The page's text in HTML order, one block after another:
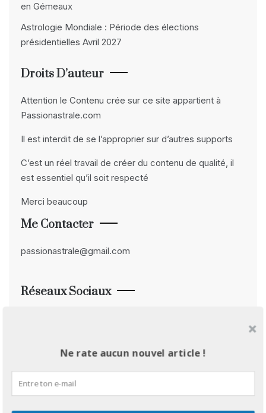
en Gémeaux
Astrologie Mondiale : Période des élections
présidentielles Avril 2027
Droits D’auteur
Attention le Contenu crée sur ce site appartient à
Passionastrale.com
Il est interdit de se l’approprier sur d’autres supports
C’est un réel travail de créer du contenu de qualité, il
est essentiel qu’il soit respecté
Merci beaucoup
Me Contacter
passionastrale@gmail.com
Réseaux Sociaux
Rebecca B :
Ne rate aucun nouvel article !